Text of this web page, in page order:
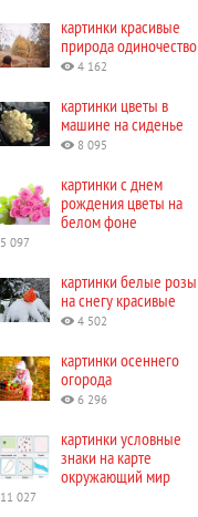
картинки красивые
природа одиночество
4 162
картинки цветы в
машине на сиденье
8 095
картинки с днем
рождения цветы на
белом фоне
5 097
картинки белые розы
на снегу красивые
4 502
картинки осеннего
огорода
6 296
картинки условные
знаки на карте
окружающий мир
11 027